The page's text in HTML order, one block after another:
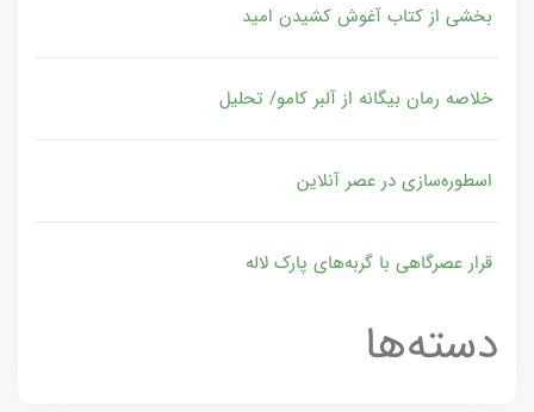
بخشی از کتاب آغوش کشیدن امید
خلاصه رمان بیگانه از آلبر کامو/ تحلیل
اسطوره‌سازی در عصر آنلاین
قرار عصرگاهی با گربه‌های پارک لاله
دسته‌ها